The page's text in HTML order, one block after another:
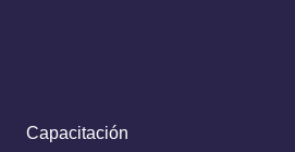
Capacitación